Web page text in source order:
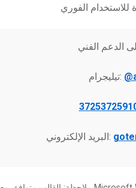
تيليجرام:
البريد الإلكتروني: